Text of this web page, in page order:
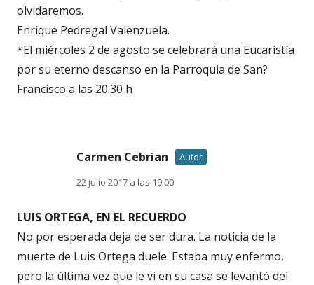
olvidaremos.
Enrique Pedregal Valenzuela.
*El miércoles 2 de agosto se celebrará una Eucaristía
por su eterno descanso en la Parroquia de San?
Francisco a las 20.30 h
Carmen Cebrian
Autor
22 julio 2017 a las 19:00
LUIS ORTEGA, EN EL RECUERDO
No por esperada deja de ser dura. La noticia de la
muerte de Luis Ortega duele. Estaba muy enfermo,
pero la última vez que le vi en su casa se levantó del